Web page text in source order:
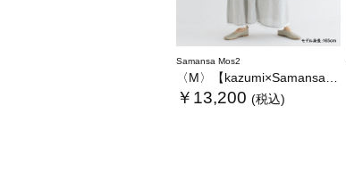
Samansa Mos2
〈M〉【kazumi×Samansa Mos2】キャミワンピース《WEB限定カラーあり》
￥13,200 (税込)